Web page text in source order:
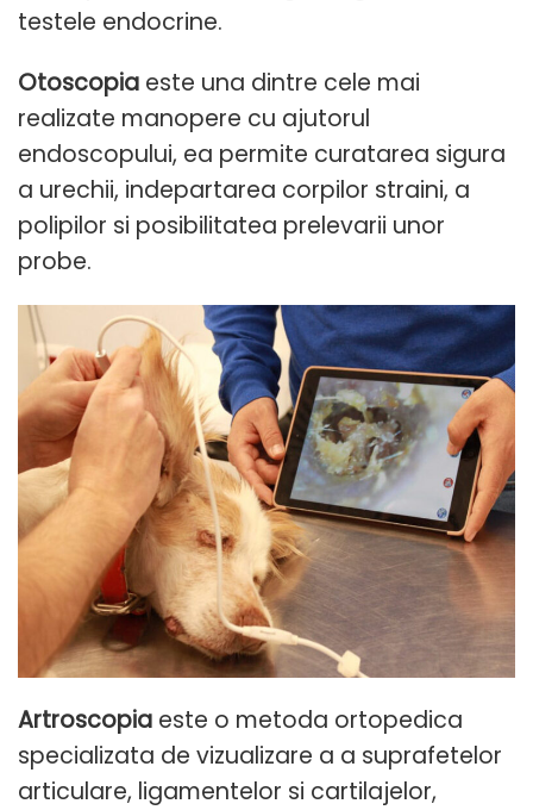
testele endocrine.
Otoscopia este una dintre cele mai
realizate manopere cu ajutorul
endoscopului, ea permite curatarea sigura
a urechii, indepartarea corpilor straini, a
polipilor si posibilitatea prelevarii unor
probe.
Artroscopia este o metoda ortopedica
specializata de vizualizare a a suprafetelor
articulare, ligamentelor si cartilajelor,